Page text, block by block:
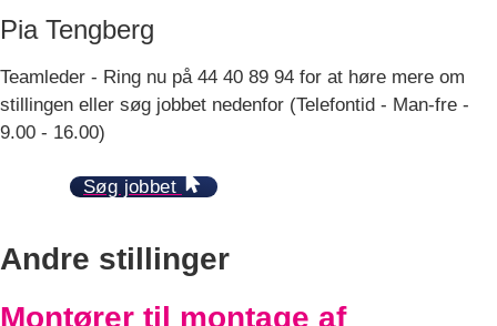
Pia Tengberg
Teamleder - Ring nu på 44 40 89 94 for at høre mere om
stillingen eller søg jobbet nedenfor (Telefontid - Man-fre -
9.00 - 16.00)
Søg jobbet
Andre stillinger
Montører til montage af